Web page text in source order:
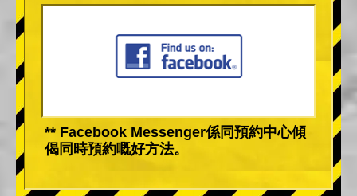
** Facebook Messenger係同預約中心傾
偈同時預約嘅好方法。